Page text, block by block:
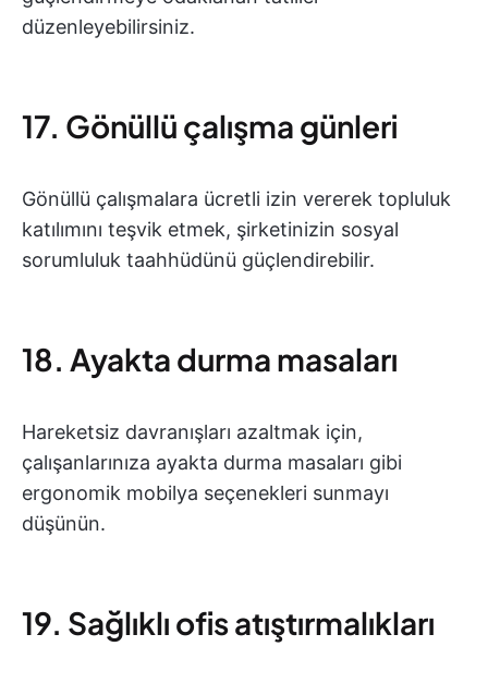
düzenleyebilirsiniz.
17. Gönüllü çalışma günleri
Gönüllü çalışmalara ücretli izin vererek topluluk
katılımını teşvik etmek, şirketinizin sosyal
sorumluluk taahhüdünü güçlendirebilir.
18. Ayakta durma masaları
Hareketsiz davranışları azaltmak için,
çalışanlarınıza ayakta durma masaları gibi
ergonomik mobilya seçenekleri sunmayı
düşünün.
19. Sağlıklı ofis atıştırmalıkları